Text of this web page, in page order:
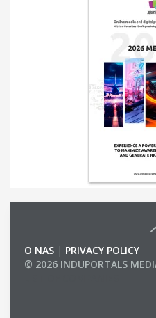
O NAS | PRIVACY POLICY
© 2026 INDUPORTALS